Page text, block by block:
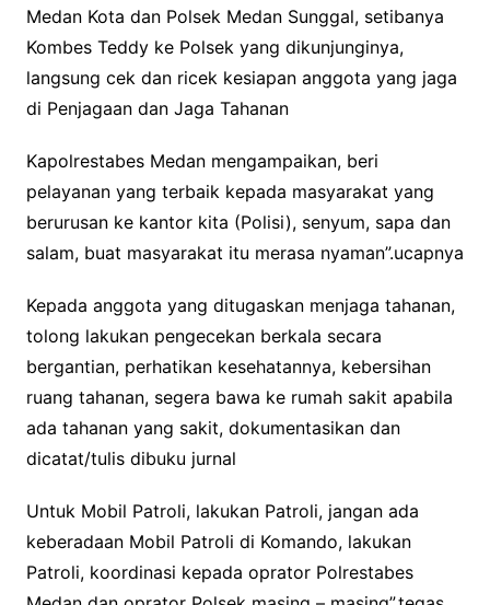
Medan Kota dan Polsek Medan Sunggal, setibanya
Kombes Teddy ke Polsek yang dikunjunginya,
langsung cek dan ricek kesiapan anggota yang jaga
di Penjagaan dan Jaga Tahanan
Kapolrestabes Medan mengampaikan, beri
pelayanan yang terbaik kepada masyarakat yang
berurusan ke kantor kita (Polisi), senyum, sapa dan
salam, buat masyarakat itu merasa nyaman”.ucapnya
Kepada anggota yang ditugaskan menjaga tahanan,
tolong lakukan pengecekan berkala secara
bergantian, perhatikan kesehatannya, kebersihan
ruang tahanan, segera bawa ke rumah sakit apabila
ada tahanan yang sakit, dokumentasikan dan
dicatat/tulis dibuku jurnal
Untuk Mobil Patroli, lakukan Patroli, jangan ada
keberadaan Mobil Patroli di Komando, lakukan
Patroli, koordinasi kepada oprator Polrestabes